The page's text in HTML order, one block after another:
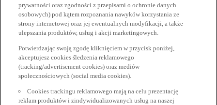
prywatności oraz zgodności z przepisami o ochronie danych
osobowych) pod kątem rozpoznania nawyków korzystania ze
strony internetowej oraz jej ewentualnych modyfikacji, a także
ulepszania produktów, usług i akcji marketingowych.
Potwierdzając swoją zgodę kliknięciem w przycisk poniżej,
akceptujesz cookies śledzenia reklamowego
(tracking/advertisement cookies) oraz mediów
społecznościowych (social media cookies).
Cookies trackingu reklamowego mają na celu prezentację
reklam produktów i zindywidualizowanych usług na naszej